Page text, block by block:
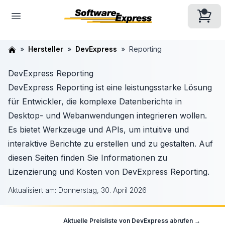
Hersteller DevExpress Reporting
DevExpress Reporting
DevExpress Reporting ist eine leistungsstarke Lösung
für Entwickler, die komplexe Datenberichte in
Desktop- und Webanwendungen integrieren wollen.
Es bietet Werkzeuge und APIs, um intuitive und
interaktive Berichte zu erstellen und zu gestalten. Auf
diesen Seiten finden Sie Informationen zu
Lizenzierung und Kosten von DevExpress Reporting.
Aktualisiert am: Donnerstag, 30. April 2026
Aktuelle Preisliste von DevExpress abrufen →